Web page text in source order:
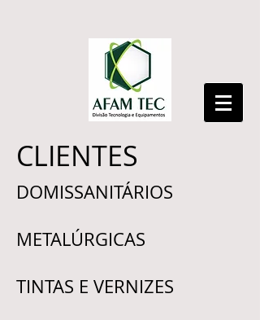
CLIENTES
DOMISSANITÁRIOS
METALÚRGICAS
TINTAS E VERNIZES